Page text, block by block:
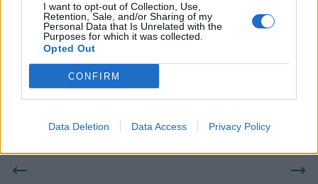
I want to opt-out of Collection, Use,
Retention, Sale, and/or Sharing of my
Personal Data that Is Unrelated with the
Purposes for which it was collected.
Opted Out
CONFIRM
Data Deletion Data Access Privacy Policy
βιωσιμότητα σε καθημερινή πράξη
Stoiximan: «Πού ήσουν;» στις μεγάλες στιγμές του Ολυμπιακού